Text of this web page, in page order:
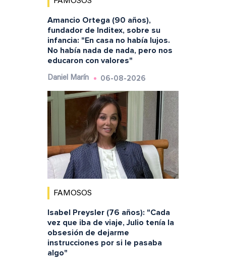
Amancio Ortega (90 años),
fundador de Inditex, sobre su
infancia: "En casa no había lujos.
No había nada de nada, pero nos
educaron con valores"
Daniel Marín 06-08-2026
FAMOSOS
Isabel Preysler (76 años): "Cada
vez que iba de viaje, Julio tenía la
obsesión de dejarme
instrucciones por si le pasaba
algo"